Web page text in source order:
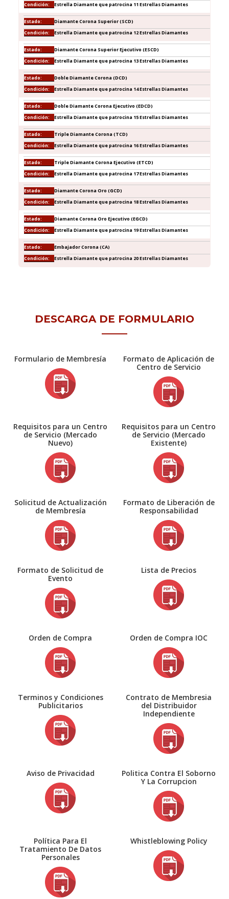
Estrella Diamante que patrocina 11 Estrellas Diamantes
Diamante Corona Superior (SCD)
Estrella Diamante que patrocina 12 Estrellas Diamantes
Diamante Corona Superior Ejecutivo (ESCD)
Estrella Diamante que patrocina 13 Estrellas Diamantes
Doble Diamante Corona (DCD)
Estrella Diamante que patrocina 14 Estrellas Diamantes
Doble Diamante Corona Ejecutivo (EDCD)
Estrella Diamante que patrocina 15 Estrellas Diamantes
Triple Diamante Corona (TCD)
Estrella Diamante que patrocina 16 Estrellas Diamantes
Triple Diamante Corona Ejecutivo (ETCD)
Estrella Diamante que patrocina 17 Estrellas Diamantes
Diamante Corona Oro (GCD)
Estrella Diamante que patrocina 18 Estrellas Diamantes
Diamante Corona Oro Ejecutivo (EGCD)
Estrella Diamante que patrocina 19 Estrellas Diamantes
Embajador Corona (CA)
Estrella Diamante que patrocina 20 Estrellas Diamantes
DESCARGA DE FORMULARIO
Formulario de Membresía
Formato de Aplicación de
Centro de Servicio
Requisitos para un Centro
de Servicio (Mercado
Nuevo)
Requisitos para un Centro
de Servicio (Mercado
Existente)
Solicitud de Actualización
de Membresía
Formato de Liberación de
Responsabilidad
Formato de Solicitud de
Evento
Lista de Precios
Orden de Compra Orden de Compra IOC
Terminos y Condiciones
Publicitarios
Contrato de Membresia
del Distribuidor
Independiente
Aviso de Privacidad
Politica Contra El Soborno
Y La Corrupcion
Política Para El
Tratamiento De Datos
Personales
Whistleblowing Policy